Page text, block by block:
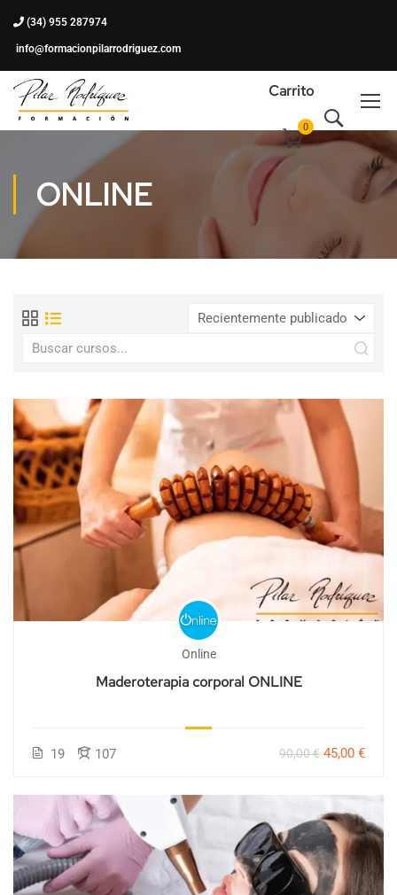
(34) 955 287974
info@formacionpilarrodriguez.com
Carrito
0
ONLINE
Online
Maderoterapia corporal ONLINE
19 107 90,00 € 45,00 €